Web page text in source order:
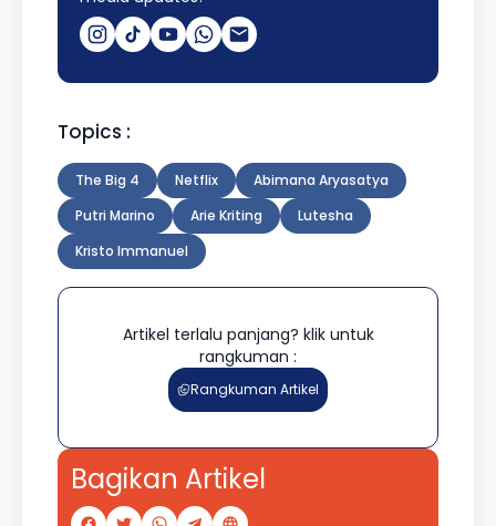
Topics :
The Big 4 Netflix
Abimana Aryasatya
Putri Marino
Arie Kriting
Lutesha
Kristo Immanuel
Artikel terlalu panjang? klik untuk
rangkuman :
Rangkuman Artikel
Bagikan Artikel